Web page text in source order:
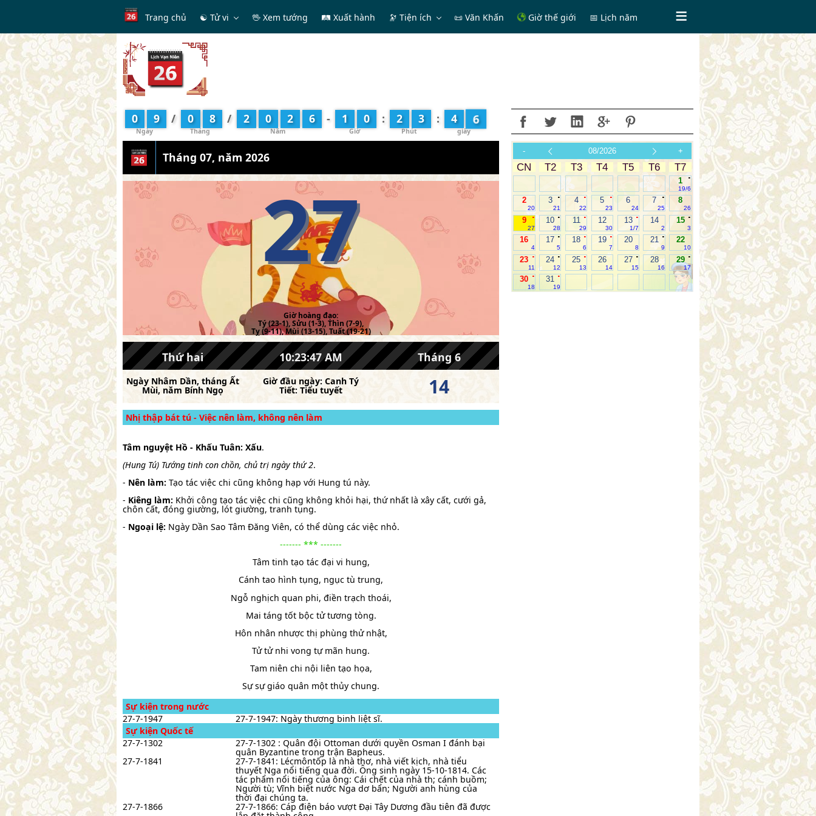
Trang chủ ☯ Tử vi 🖖 Xem tướng 🛤 Xuất hành 🔭 Tiện ích 📜 Văn Khấn Giờ thế giới 📅 Lịch năm
0 9 / 0 8 / 2 0 2 6 - 1 0 : 2 3 : 4 7
Tháng 07, năm 2026
27
Giờ hoàng đạo:
Tý (23-1), Sửu (1-3), Thìn (7-9),
Tỵ (9-11), Mùi (13-15), Tuất (19-21)
Thứ hai 10:23:47 AM Tháng 6
Ngày Nhâm Dần, tháng Ất
Mùi, năm Bính Ngọ
Giờ đầu ngày: Canh Tý
Tiết: Tiểu tuyết 14
Nhị thập bát tú - Việc nên làm, không nên làm
Tâm nguyệt Hồ - Khấu Tuân: Xấu.
(Hung Tú) Tướng tinh con chồn, chủ trị ngày thứ 2.
- Nên làm: Tạo tác việc chi cũng không hạp với Hung tú này.
- Kiêng làm: Khởi công tạo tác việc chi cũng không khỏi hại, thứ nhất là xây cất, cưới gả,
chôn cất, đóng giường, lót giường, tranh tụng.
- Ngoại lệ: Ngày Dần Sao Tâm Đăng Viên, có thể dùng các việc nhỏ.
------- *** -------
Tâm tinh tạo tác đại vi hung,
Cánh tao hình tụng, ngục tù trung,
Ngỗ nghịch quan phi, điền trạch thoái,
Mai táng tốt bộc tử tương tòng.
Hôn nhân nhược thị phùng thử nhật,
Tử tử nhi vong tự mãn hung.
Tam niên chi nội liên tạo họa,
Sự sự giáo quân một thủy chung.
Sự kiện trong nước
27-7-1947
27-7-1947: Ngày thương binh liệt sĩ.
Sự kiện Quốc tế
27-7-1302
27-7-1302 : Quân đội Ottoman dưới quyền Osman I đánh bại
quân Byzantine trong trận Bapheus.
27-7-1841 27-7-1841: Lécmôntốp là nhà thơ, nhà viết kịch, nhà tiểu
thuyết Nga nổi tiếng qua đời. Ông sinh ngày 15-10-1814. Các
tác phẩm nổi tiếng của ông: Cái chết của nhà th; cánh buồm;
Người tù; Vĩnh biệt nước Nga dơ bẩn; Người anh hùng của
thời đại chúng ta.
27-7-1866 27-7-1866: Cáp điện báo vượt Đại Tây Dương đầu tiên đã được
- 08/2026 +
CN T2 T3 T4 T5 T6 T7
.
1
19/6
2
20
.
3
21
.
4
22
.
5
23
6
24
.
7
25
8
26
.
9
27
.
10
28
.
11
29
12
30
.
13
1/7
14
2
.
15
3
16
4
.
17
5
.
18
6
.
19
7
20
8
.
21
9
22
10
.
23
11
.
24
12
.
25
13
26
14
.
27
15
28
16
.
29
17
.
30
18
.
31
19